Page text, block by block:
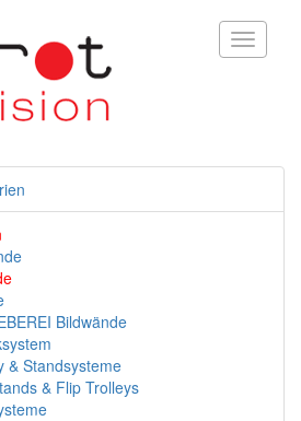
Toggle
Bildwände
& Standsysteme
& Flip Trolleys